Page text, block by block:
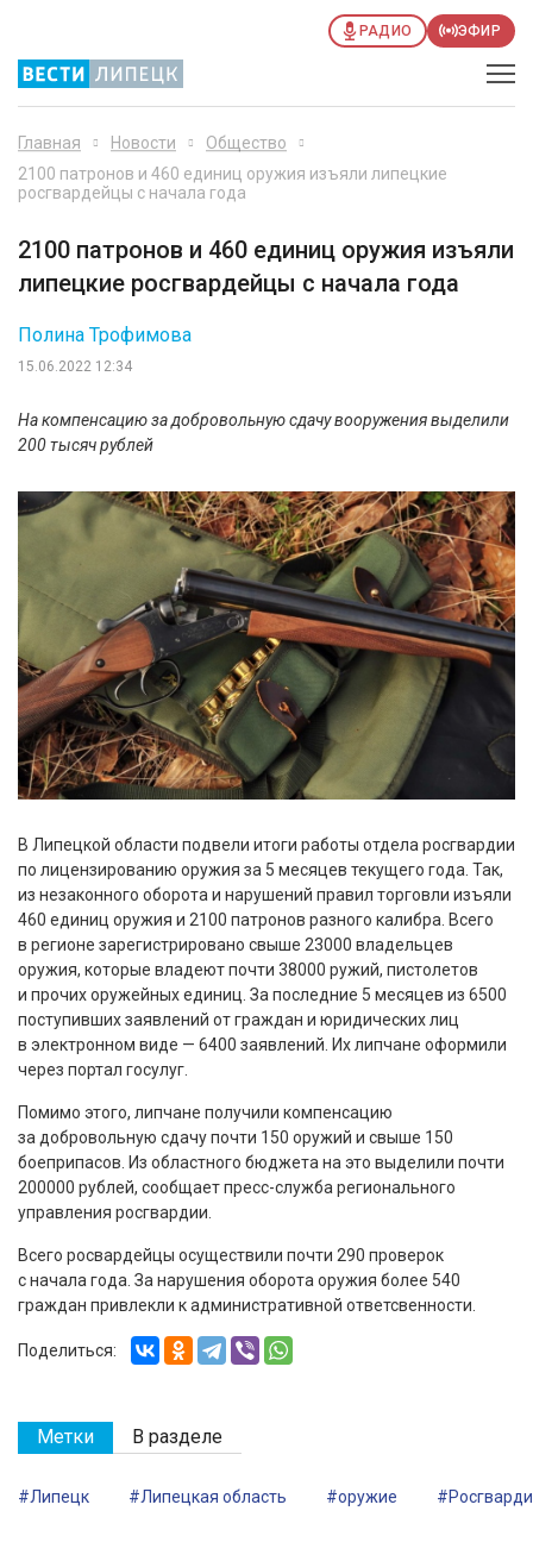
РАДИО ЭФИР
Главная Новости
Общество
2100 патронов и 460 единиц оружия изъяли липецкие
росгвардейцы с начала года
2100 патронов и 460 единиц оружия изъяли
липецкие росгвардейцы с начала года
15.06.2022 12:34
Полина Трофимова
На компенсацию за добровольную сдачу вооружения выделили
200 тысяч рублей
В Липецкой области подвели итоги работы отдела росгвардии
по лицензированию оружия за 5 месяцев текущего года. Так,
из незаконного оборота и нарушений правил торговли изъяли
460 единиц оружия и 2100 патронов разного калибра. Всего
в регионе зарегистрировано свыше 23000 владельцев
оружия, которые владеют почти 38000 ружий, пистолетов
и прочих оружейных единиц. За последние 5 месяцев из 6500
поступивших заявлений от граждан и юридических лиц
в электронном виде — 6400 заявлений. Их липчане оформили
через портал госулуг.
Помимо этого, липчане получили компенсацию
за добровольную сдачу почти 150 оружий и свыше 150
боеприпасов. Из областного бюджета на это выделили почти
200000 рублей, сообщает пресс-служба регионального
управления росгвардии.
Всего росвардейцы осуществили почти 290 проверок
с начала года. За нарушения оборота оружия более 540
граждан привлекли к административной ответсвенности.
Поделиться:
Метки В разделе
#Липецк #Липецкая область #оружие